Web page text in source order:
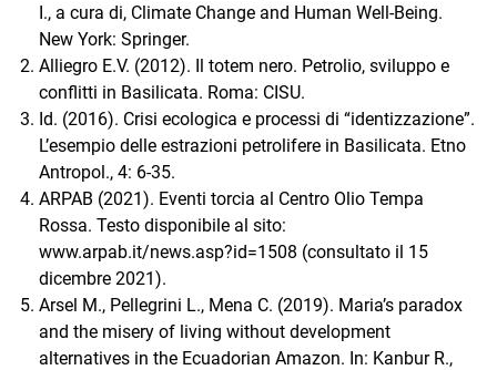
I., a cura di, Climate Change and Human Well-Being.
New York: Springer.
Alliegro E.V. (2012). Il totem nero. Petrolio, sviluppo e
conflitti in Basilicata. Roma: CISU.
Id. (2016). Crisi ecologica e processi di “identizzazione”.
L’esempio delle estrazioni petrolifere in Basilicata. Etno
Antropol., 4: 6-35.
ARPAB (2021). Eventi torcia al Centro Olio Tempa
Rossa. Testo disponibile al sito:
www.arpab.it/news.asp?id=1508 (consultato il 15
dicembre 2021).
Arsel M., Pellegrini L., Mena C. (2019). Maria’s paradox
and the misery of living without development
alternatives in the Ecuadorian Amazon. In: Kanbur R.,